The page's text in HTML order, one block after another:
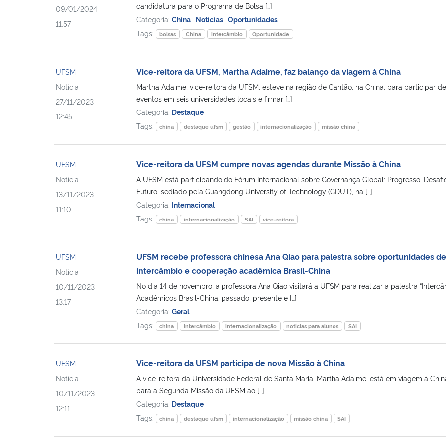
09/01/2024
11:57
candidatura para o Programa de Bolsa […]
Categoria: China Notícias Oportunidades
Tags:
bolsas China intercâmbio Oportunidade
UFSM
Notícia
27/11/2023
12:45
Vice-reitora da UFSM, Martha Adaime, faz balanço da viagem à China
Martha Adaime, vice-reitora da UFSM, esteve na região de Cantão, na China, para participar de
eventos em seis universidades locais e firmar […]
Categoria: Destaque
Tags:
china destaque ufsm gestão internacionalização missão china
UFSM
Notícia
13/11/2023
11:10
Vice-reitora da UFSM cumpre novas agendas durante Missão à China
A UFSM está participando do Fórum Internacional sobre Governança Global: Progresso,
Futuro, sediado pela Guangdong University of Technology (GDUT), na […]
Categoria: Internacional
Tags:
china internacionalização SAI vice-reitora
UFSM
Notícia
10/11/2023
13:17
UFSM recebe professora chinesa Ana Qiao para palestra sobre oportunidades de
intercâmbio e cooperação acadêmica Brasil-China
No dia 14 de novembro, a professora Ana Qiao visitará a UFSM para realizar a palestra
Acadêmicos Brasil-China: passado, presente e […]
Categoria: Geral
Tags:
china intercâmbio internacionalização noticias para alunos SAI
UFSM
Notícia
10/11/2023
12:11
Vice-reitora da UFSM participa de nova Missão à China
A vice-reitora da Universidade Federal de Santa Maria, Martha Adaime, está em viagem à
para a Segunda Missão da UFSM ao […]
Categoria: Destaque
Tags:
china destaque ufsm internacionalização missão china SAI